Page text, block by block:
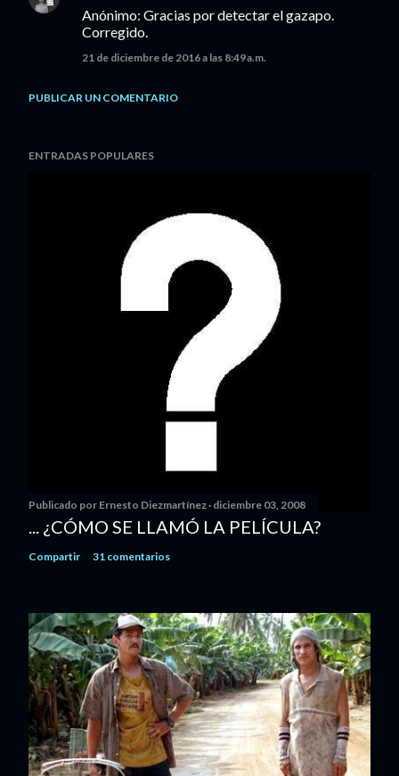
Anónimo: Gracias por detectar el gazapo.
Corregido.
21 de diciembre de 2016 a las 8:49 a.m.
PUBLICAR UN COMENTARIO
ENTRADAS POPULARES
Publicado por Ernesto Diezmartínez diciembre 03, 2008
... ¿CÓMO SE LLAMÓ LA PELÍCULA?
Compartir 31 comentarios